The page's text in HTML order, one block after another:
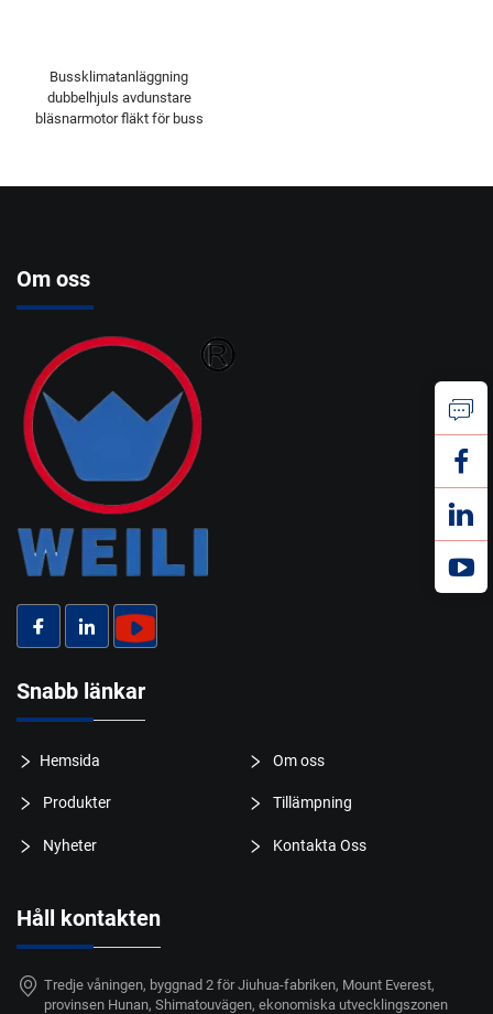
Bussklimatanläggning
dubbelhjuls avdunstare
bläsnarmotor fläkt för buss
Om oss
Snabb länkar
Hemsida Om oss
Produkter Tillämpning
Nyheter Kontakta Oss
Håll kontakten
Tredje våningen, byggnad 2 för Jiuhua-fabriken, Mount Everest,
provinsen Hunan, Shimatouvägen, ekonomiska utvecklingszonen